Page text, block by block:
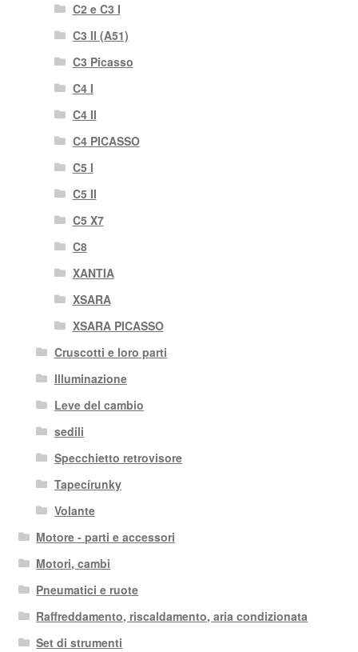
C2 e C3 I
C3 II (A51)
C3 Picasso
C4 I
C4 II
C4 PICASSO
C5 I
C5 II
C5 X7
C8
XANTIA
XSARA
XSARA PICASSO
Cruscotti e loro parti
Illuminazione
Leve del cambio
sedili
Specchietto retrovisore
Tapecírunky
Volante
Motore - parti e accessori
Motori, cambi
Pneumatici e ruote
Raffreddamento, riscaldamento, aria condizionata
Set di strumenti